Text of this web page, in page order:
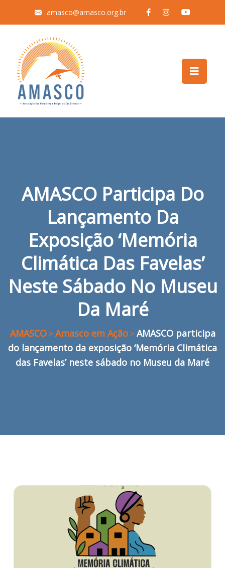
amasco@amasco.org.br
AMASCO Participa Do
Lançamento Da
Exposição ‘Memória
Climática Das Favelas’
Neste Sábado No Museu
Da Maré
AMASCO>Amasco em Ação>AMASCO participa
do lançamento da exposição ‘Memória Climática
das Favelas’ neste sábado no Museu da Maré